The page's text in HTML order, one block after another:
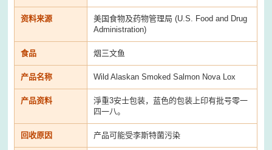
资料来源
美国食物及药物管理局 (U.S. Food and Drug
Administration)
食品 烟三文鱼
产品名称 Wild Alaskan Smoked Salmon Nova Lox
产品资料
淨重3安士包装，蓝色的包装上印有批号零一
四一八。
回收原因 产品可能受李斯特菌污染